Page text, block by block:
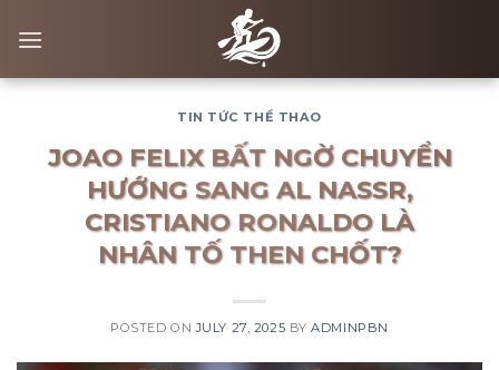
TIN TỨC THỂ THAO
JOAO FELIX BẤT NGỜ CHUYỂN
HƯỚNG SANG AL NASSR,
CRISTIANO RONALDO LÀ
NHÂN TỐ THEN CHỐT?
POSTED ONJULY 27, 2025 BYADMINPBN